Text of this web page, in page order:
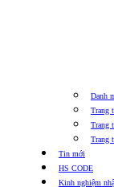
Danh
Trang
Trang
Trang
Tin mới
HS CODE
Kinh nghiệm